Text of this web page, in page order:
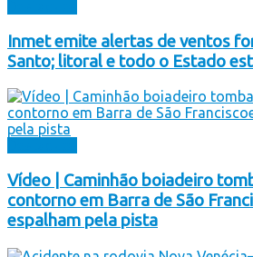
Inmet emite alertas de ventos
Santo; litoral e todo o Estado
Vídeo | Caminhão boiadeiro
contorno em Barra de São
espalham pela pista